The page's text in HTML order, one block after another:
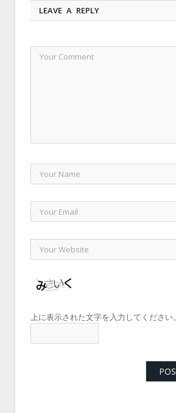
LEAVE A REPLY
上に表示された文字を入力してください。